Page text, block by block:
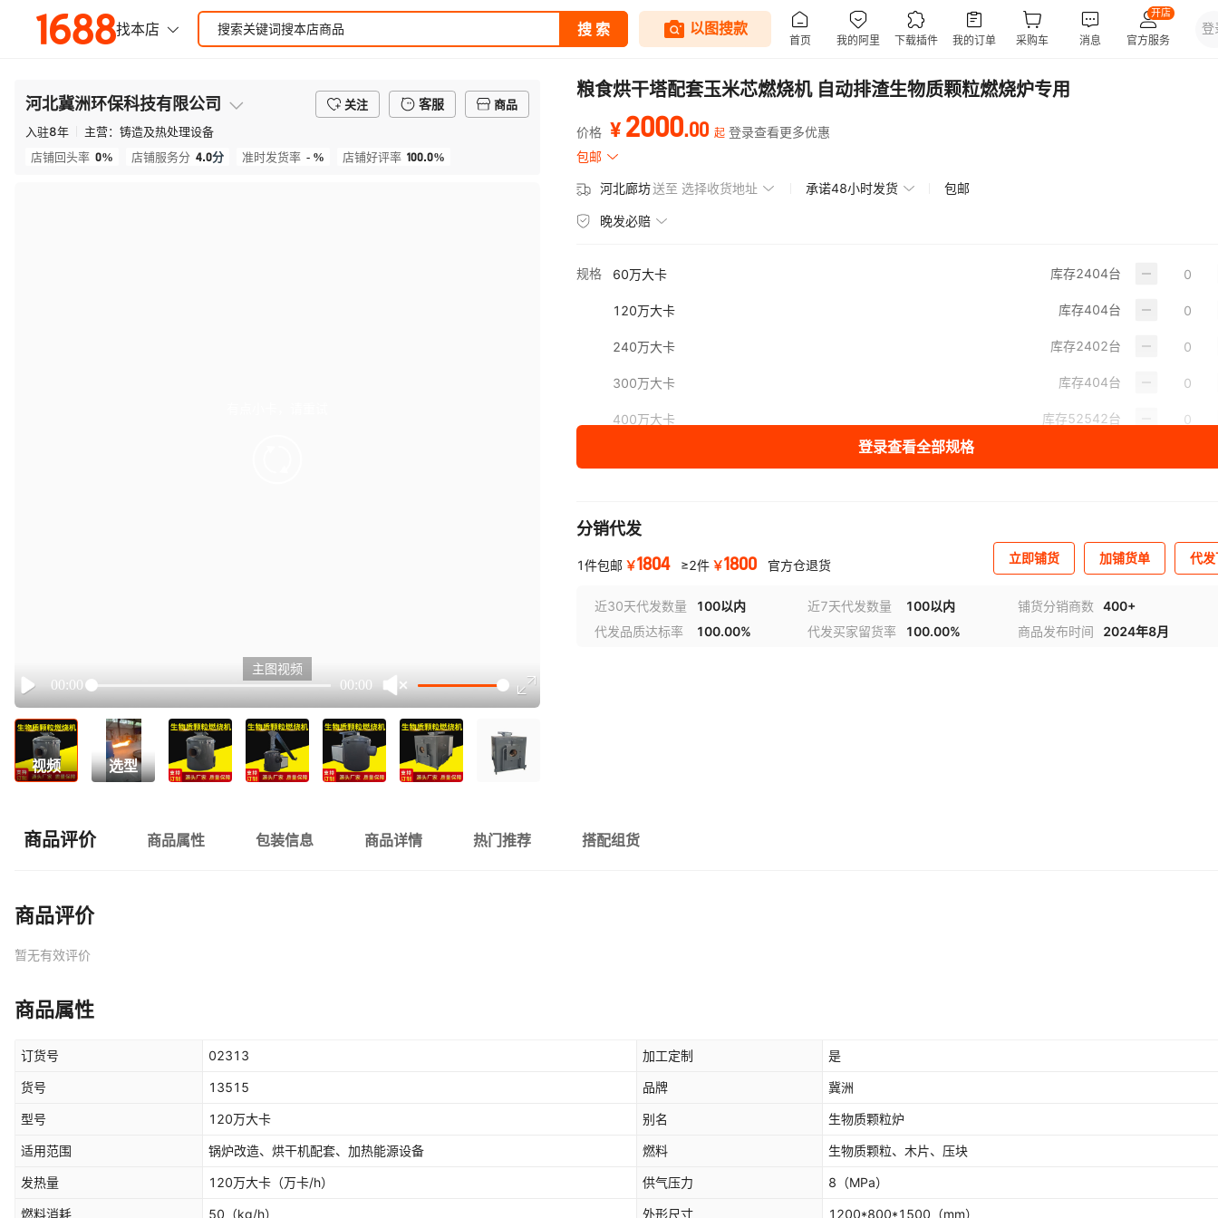
河北冀洲环保科技有限公司 关注 客服
商品
入驻8年 主营： 铸造及热处理设备
店铺回头率 0% 店铺服务分 4.0分 准时发货率 - % 店铺好评率 100.0%
Play
00:00 00:00
主图视频
视频 选型
粮食烘干塔配套玉米芯燃烧机 自动排渣生物质颗粒燃烧炉专用
价格 ¥ 2000.00 起 登录查看更多优惠
包邮
河北廊坊送至 选择收货地址 承诺48小时发货 包邮
晚发必赔
规格 60万大卡 库存2404台
120万大卡 库存404台
240万大卡 库存2402台
300万大卡 库存404台
400万大卡 库存52542台
登录查看全部规格
分销代发
1件包邮 ￥1804 ≥2件 ￥1800 官方仓退货 立即铺货 加铺货单 代
近30天代发数量 100以内 近7天代发数量 100以内 铺货分销商数 400+
代发品质达标率
100.00% 代发买家留货率 100.00% 商品发布时间 2024年8月
商品评价 商品属性 包装信息 商品详情 热门推荐 搭配组货
商品评价
暂无有效评价
商品属性
订货号 02313 加工定制 是
货号 13515 品牌 冀洲
型号 120万大卡 别名 生物质颗粒炉
适用范围 锅炉改造、烘干机配套、加热能源设备 燃料 生物质颗粒、木片、压块
发热量 120万大卡 （万卡/h） 供气压力 8 （MPa）
燃料消耗 50 （kg/h） 外形尺寸 1200*800*1500 （mm）